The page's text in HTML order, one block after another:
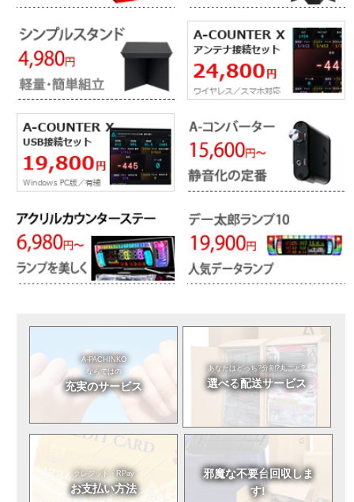
A-PACHINKO
ならではの
充実のサービス
あなたはどっち?分割?丸ごと?
選べる配送サービス
クレジット・RPay
お支払い方法
邪魔な不要台回収しま
す!